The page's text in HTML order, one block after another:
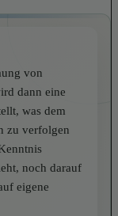
von
dann eine
was dem
zu verfolgen
noch darauf
eigene